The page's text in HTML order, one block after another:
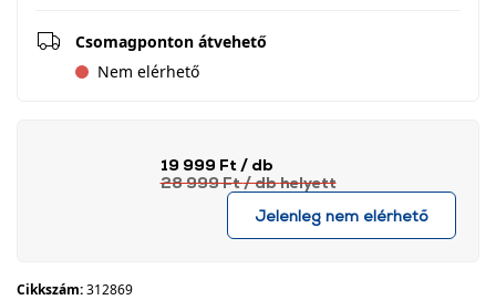
Csomagponton átvehető
Nem elérhető
19 999 Ft / db
28 999 Ft/ dbhelyett
Jelenleg nem elérhető
Cikkszám:312869